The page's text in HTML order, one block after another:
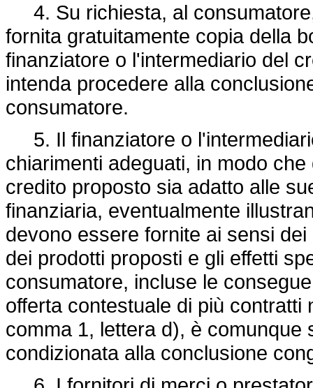
4. Su richiesta, al
fornita gratuitamente copia della
finanziatore o l'intermediario del
intenda procedere alla
consumatore.
5. Il finanziatore o
chiarimenti adeguati, in modo
credito proposto sia adatto alle
finanziaria, eventualmente
devono essere fornite ai sensi
dei prodotti proposti e gli effetti
consumatore, incluse le
offerta contestuale di più
comma 1, lettera d), è comunque
condizionata alla conclusione